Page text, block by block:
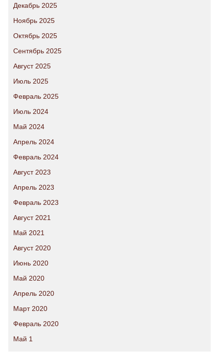
Декабрь 2025
Ноябрь 2025
Октябрь 2025
Сентябрь 2025
Август 2025
Июль 2025
Февраль 2025
Июль 2024
Май 2024
Апрель 2024
Февраль 2024
Август 2023
Апрель 2023
Февраль 2023
Август 2021
Май 2021
Август 2020
Июнь 2020
Май 2020
Апрель 2020
Март 2020
Февраль 2020
Май 1